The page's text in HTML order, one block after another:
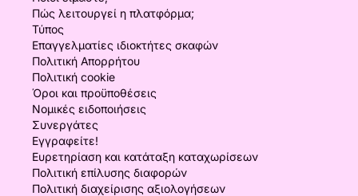
Πώς λειτουργεί η πλατφόρμα;
Τύπος
Επαγγελματίες ιδιοκτήτες σκαφών
Πολιτική Απορρήτου
Πολιτική cookie
Όροι και προϋποθέσεις
Νομικές ειδοποιήσεις
Συνεργάτες
Εγγραφείτε!
Ευρετηρίαση και κατάταξη καταχωρίσεων
Πολιτική επίλυσης διαφορών
Πολιτική διαχείρισης αξιολογήσεων